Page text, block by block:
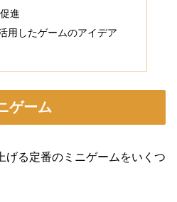
進
用したゲームのアイデア
ゲーム
げる定番のミニゲームをいくつ